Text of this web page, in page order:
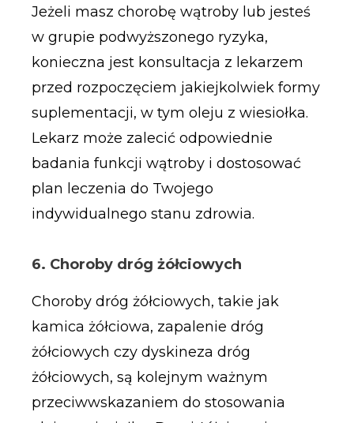
Jeżeli masz chorobę wątroby lub jesteś
w grupie podwyższonego ryzyka,
konieczna jest konsultacja z lekarzem
przed rozpoczęciem jakiejkolwiek formy
suplementacji, w tym oleju z wiesiołka.
Lekarz może zalecić odpowiednie
badania funkcji wątroby i dostosować
plan leczenia do Twojego
indywidualnego stanu zdrowia.
6. Choroby dróg żółciowych
Choroby dróg żółciowych, takie jak
kamica żółciowa, zapalenie dróg
żółciowych czy dyskineza dróg
żółciowych, są kolejnym ważnym
przeciwwskazaniem do stosowania